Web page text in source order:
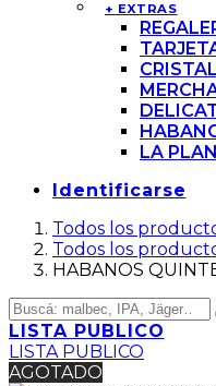
+ EXTRAS
LA
Identificarse
Todos los
Todos los
HABANOS
LISTA PUBLICO
LISTA PUBLICO
AGOTADO